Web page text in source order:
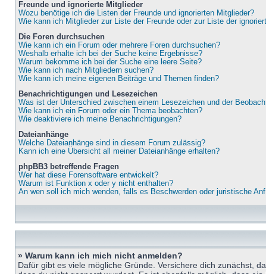
Freunde und ignorierte Mitglieder
Wozu benötige ich die Listen der Freunde und ignorierten Mitglieder?
Wie kann ich Mitglieder zur Liste der Freunde oder zur Liste der
Die Foren durchsuchen
Wie kann ich ein Forum oder mehrere Foren durchsuchen?
Weshalb erhalte ich bei der Suche keine Ergebnisse?
Warum bekomme ich bei der Suche eine leere Seite?
Wie kann ich nach Mitgliedern suchen?
Wie kann ich meine eigenen Beiträge und Themen finden?
Benachrichtigungen und Lesezeichen
Was ist der Unterschied zwischen einem Lesezeichen und der
Wie kann ich ein Forum oder ein Thema beobachten?
Wie deaktiviere ich meine Benachrichtigungen?
Dateianhänge
Welche Dateianhänge sind in diesem Forum zulässig?
Kann ich eine Übersicht all meiner Dateianhänge erhalten?
phpBB3 betreffende Fragen
Wer hat diese Forensoftware entwickelt?
Warum ist Funktion x oder y nicht enthalten?
An wen soll ich mich wenden, falls es Beschwerden oder juristische
» Warum kann ich mich nicht anmelden?
Dafür gibt es viele mögliche Gründe. Versichere dich zunächst,